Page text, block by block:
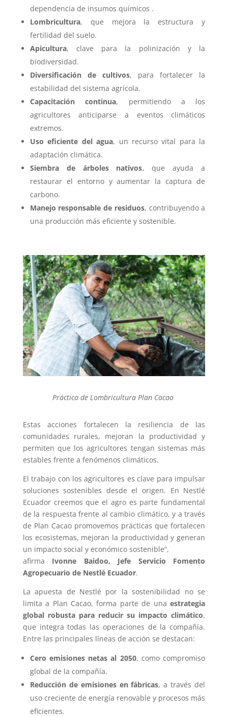
dependencia de insumos químicos .
Lombricultura, que mejora la estructura y
fertilidad del suelo.
Apicultura, clave para la polinización y la
biodiversidad.
Diversificación de cultivos, para fortalecer la
estabilidad del sistema agrícola.
Capacitación continua, permitiendo a los
agricultores anticiparse a eventos climáticos
extremos.
Uso eficiente del agua, un recurso vital para la
adaptación climática.
Siembra de árboles nativos, que ayuda a
restaurar el entorno y aumentar la captura de
carbono.
Manejo responsable de residuos, contribuyendo a
una producción más eficiente y sostenible.
Práctica de Lombricultura Plan Cacao
Estas acciones fortalecen la resiliencia de las
comunidades rurales, mejoran la productividad y
permiten que los agricultores tengan sistemas más
estables frente a fenómenos climáticos.
El trabajo con los agricultores es clave para impulsar
soluciones sostenibles desde el origen. En Nestlé
Ecuador creemos que el agro es parte fundamental
de la respuesta frente al cambio climático, y a través
de Plan Cacao promovemos prácticas que fortalecen
los ecosistemas, mejoran la productividad y generan
un impacto social y económico sostenible”,
afirma Ivonne Baidoo, Jefe Servicio Fomento
Agropecuario de Nestlé Ecuador.
La apuesta de Nestlé por la sostenibilidad no se
limita a Plan Cacao, forma parte de unaestrategia
global robusta para reducir su impacto climático,
que integra todas las operaciones de la compañía.
Entre las principales líneas de acción se destacan:
Cero emisiones netas al 2050, como compromiso
global de la compañía.
Reducción de emisiones en fábricas, a través del
uso creciente de energía renovable y procesos más
eficientes.